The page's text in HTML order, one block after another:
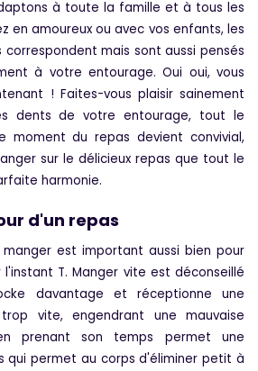
à toute la famille et à tous les
en amoureux ou avec vos enfants, les
correspondent mais sont aussi pensés
à votre entourage. Oui oui, vous
! Faites-vous plaisir sainement
dents de votre entourage, tout le
moment du repas devient convivial,
sur le délicieux repas que tout le
harmonie.
d'un repas
est important aussi bien pour
T. Manger vite est déconseillé
davantage et réceptionne une
vite, engendrant une mauvaise
prenant son temps permet une
qui permet au corps d'éliminer petit à